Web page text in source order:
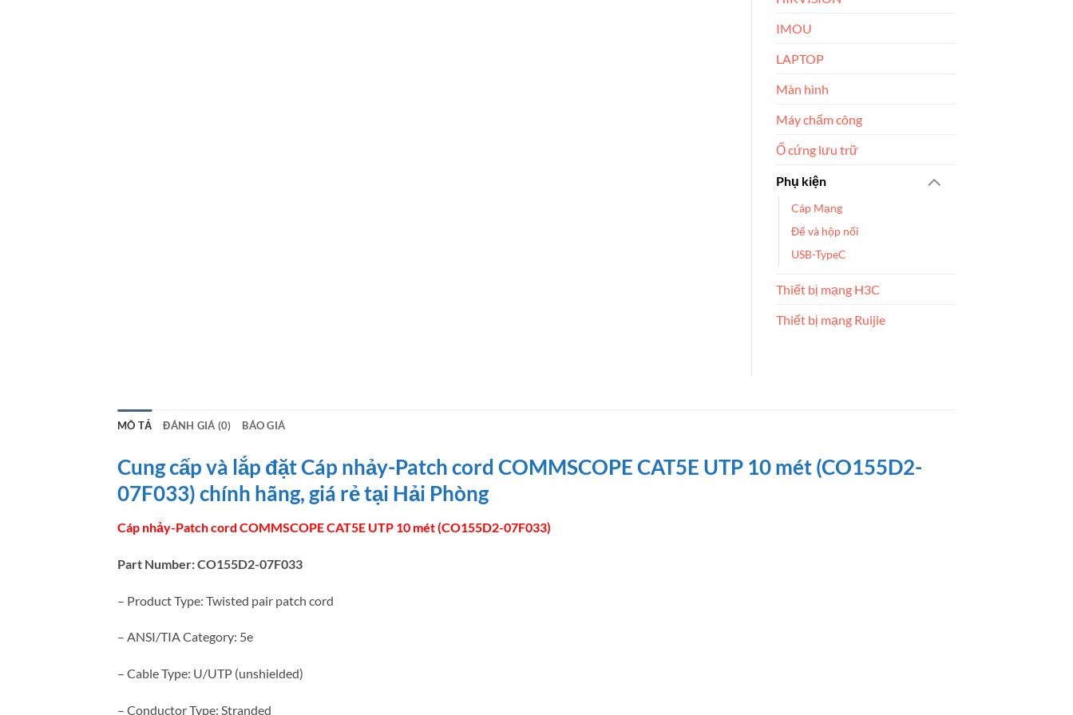
IMOU
LAPTOP
Màn hình
Máy chấm công
Ổ cứng lưu trữ
Phụ kiện
Cáp Mạng
Đế và hộp nối
USB-TypeC
Thiết bị mạng H3C
Thiết bị mạng Ruijie
MÔ TẢ ĐÁNH GIÁ (0) BÁO GIÁ
Cung cấp và lắp đặt Cáp nhảy-Patch cord COMMSCOPE CAT5E UTP 10 mét (CO155D2-
07F033) chính hãng, giá rẻ tại Hải Phòng
Cáp nhảy-Patch cord COMMSCOPE CAT5E UTP 10 mét (CO155D2-07F033)
Part Number: CO155D2-07F033
– Product Type: Twisted pair patch cord
– ANSI/TIA Category: 5e
– Cable Type: U/UTP (unshielded)
– Conductor Type: Stranded